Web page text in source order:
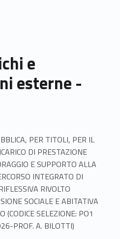
e
esterne -
PER TITOLI, PER IL
DI PRESTAZIONE
E SUPPORTO ALLA
INTEGRATO DI
RIVOLTO
SOCIALE E ABITATIVA
(CODICE SELEZIONE: PO1
PROF. A. BILOTTI)